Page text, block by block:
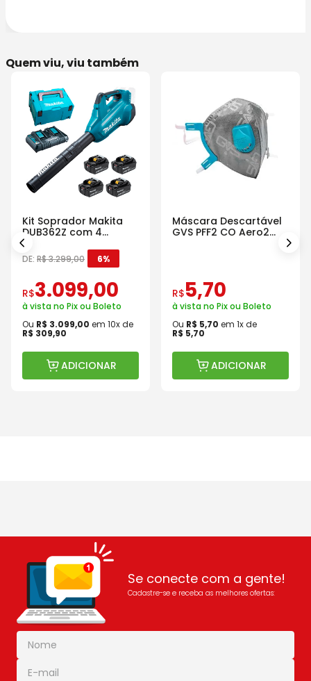
Quem viu, viu também
Kit Soprador Makita
DUB362Z com 4
Baterias Carregador e
Maleta
DE: R$3.299,00 6%
R$3.099,00
à vista no Pix ou Boleto
Ou R$ 3.099,00 em 10x de
R$ 309,90
ADICIONAR
Máscara Descartável
GVS PFF2 CO Aero2
R$5,70
à vista no Pix ou Boleto
Ou R$ 5,70 em 1x de
R$ 5,70
ADICIONAR
Se conecte com a gente!
Cadastre-se e receba as melhores ofertas: